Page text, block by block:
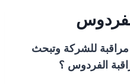
للشركة وتبحث
الفردوس ؟